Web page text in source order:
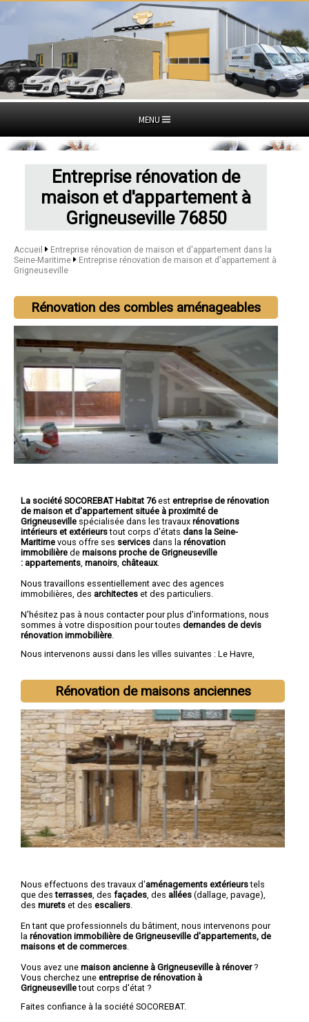
MENU
Entreprise rénovation de
maison et d'appartement à
Grigneuseville 76850
Accueil
Entreprise rénovation de maison et d'appartement dans la
Seine-Maritime
Entreprise rénovation de maison et d'appartement à
Grigneuseville
Rénovation des combles aménageables
La société SOCOREBAT Habitat 76est entreprise de rénovation
de maison et d'appartement située à proximité de
Grigneuseville spécialisée dans les travaux rénovations
intérieurs et extérieurstout corps d'états dans la Seine-
Maritime vous offre ses services dans la rénovation
immobilière de maisons proche de Grigneuseville
: appartements manoirs châteaux.
Nous travaillons essentiellement avec des agences
immobilières, des architectes et des particuliers.
N'hésitez pas à nous contacter pour plus d'informations, nous
sommes à votre disposition pour toutes demandes de devis
rénovation immobilière
Nous intervenons aussi dans les villes suivantes : Le Havre,
Elbeuf
Rénovation de maisons anciennes
Nous effectuons des travaux d'aménagements extérieurstels
que desterrasses , des façades , des allées (dallage, pavage),
des murets et des escaliers
En tant que professionnels du bâtiment, nous intervenons pour
la rénovation immobilière de Grigneuseville d'appartements, de
maisons et de commerces
Vous avez une maison ancienne à Grigneuseville à rénover?
Vous cherchez une entreprise de rénovation à
Grigneusevilletout corps d'état ?
Faites confiance à la société SOCOREBAT.